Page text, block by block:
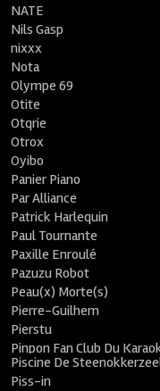
NATE
Nils Gasp
nixxx
Nota
Olympe 69
Otite
Otqrie
Otrox
Oyibo
Panier Piano
Par Alliance
Patrick Harlequin
Paul Tournante
Paxille Enroulé
Pazuzu Robot
Peau(x) Morte(s)
Pierre-Guilhem
Pierstu
Pinpon Fan Club Du
Piscine De
Piss-in